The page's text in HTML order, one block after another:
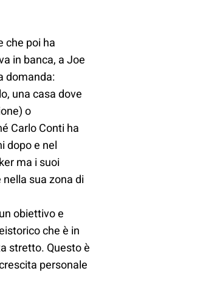
che poi ha
in banca, a Joe
domanda:
una casa dove
o
Carlo Conti ha
dopo e nel
ma i suoi
sua zona di
obiettivo e
che è in
stretto. Questo è
personale